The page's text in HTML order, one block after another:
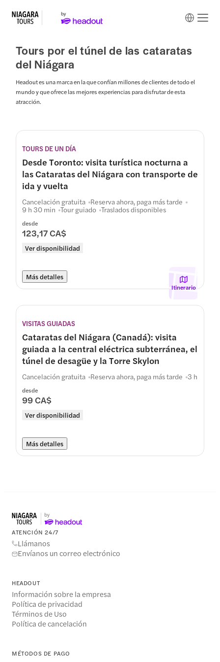
Tours por el túnel de las cataratas
del Niágara
Headout es una marca en la que confían millones de clientes de todo el
mundo y que ofrece las mejores experiencias para disfrutar de esta
atracción.
TOURS DE UN DÍA
Desde Toronto: visita turística nocturna a
las Cataratas del Niágara con transporte de
ida y vuelta
desde
123,17 CA$
Ver disponibilidad
Cancelación gratuita Reserva ahora, paga más tarde
9 h 30 min Tour guiado Traslados disponibles
Más detalles
Itinerario
VISITAS GUIADAS
Cataratas del Niágara (Canadá): visita
guiada a la central eléctrica subterránea, el
túnel de desagüe y la Torre Skylon
desde
99 CA$
Ver disponibilidad
Cancelación gratuita Reserva ahora, paga más tarde 3 h
Más detalles
ATENCIÓN 24/7
Llámanos
Envíanos un correo electrónico
HEADOUT
Información sobre la empresa
Política de privacidad
Términos de Uso
Política de cancelación
MÉTODOS DE PAGO